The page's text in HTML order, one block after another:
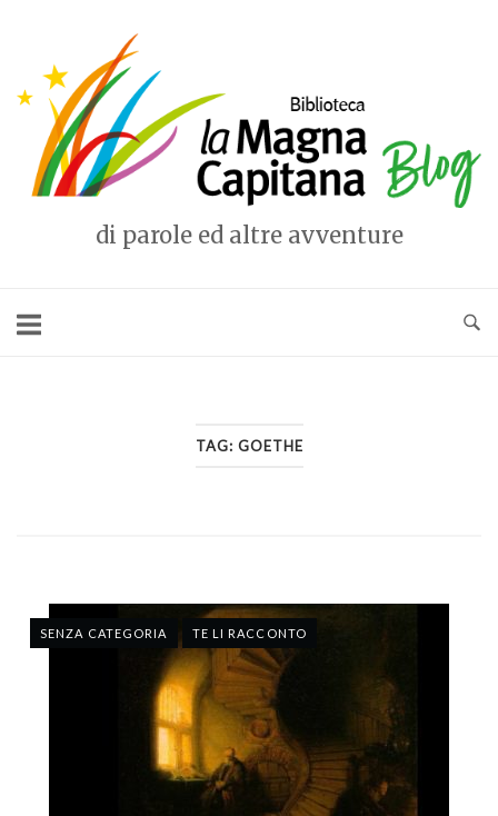
contenuto
di parole ed altre avventure
TAG: GOETHE
SENZA CATEGORIA TE LI RACCONTO